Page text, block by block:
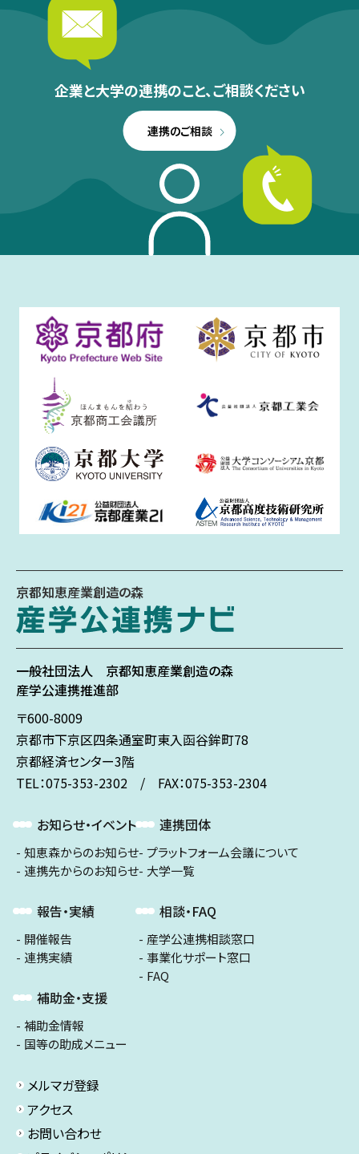
企業と大学の連携のこと、ご相談ください
連携のご相談
京都知恵産業創造の森
一般社団法人 京都知恵産業創造の森
産学公連携推進部
〒600-8009
京都市下京区四条通室町東入函谷鉾町78
京都経済センター3階
TEL：075-353-2302 / FAX：075-353-2304
お知らせ・イベント
知恵森からのお知らせ
連携先からのお知らせ
報告・実績
開催報告
連携実績
補助金・支援
補助金情報
国等の助成メニュー
連携団体
プラットフォーム会議について
大学一覧
相談・FAQ
産学公連携相談窓口
事業化サポート窓口
FAQ
メルマガ登録
アクセス
お問い合わせ